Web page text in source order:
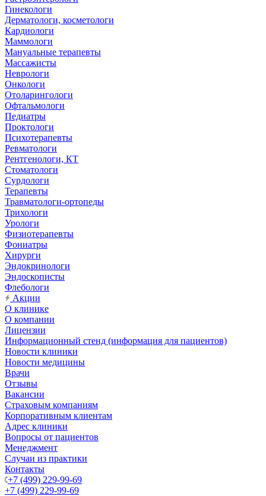
Гинекологи
Дерматологи, косметологи
Кардиологи
Маммологи
Мануальные терапевты
Массажисты
Неврологи
Онкологи
Отоларингологи
Офтальмологи
Педиатры
Проктологи
Психотерапевты
Ревматологи
Рентгенологи, КТ
Стоматологи
Сурдологи
Терапевты
Травматологи-ортопеды
Трихологи
Урологи
Физиотерапевты
Фониатры
Хирурги
Эндокринологи
Эндоскописты
Флебологи
Акции
О клинике
О компании
Лицензии
Информационный стенд (информация для пациентов)
Новости клиники
Новости медицины
Врачи
Отзывы
Вакансии
Страховым компаниям
Корпоративным клиентам
Адрес клиники
Вопросы от пациентов
Менеджмент
Случаи из практики
Контакты
+7 (499) 229-99-69
+7 (499) 229-99-69